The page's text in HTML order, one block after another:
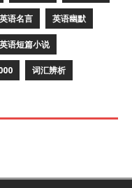
英语名言 英语幽默
英语短篇小说
词汇辨析